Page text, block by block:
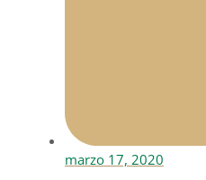
marzo 17, 2020